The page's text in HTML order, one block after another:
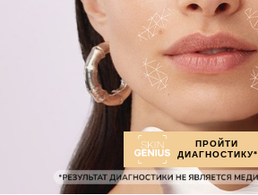
ПРОЙТИ
ДИАГНОСТИКУ*